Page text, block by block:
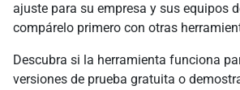
ajuste para su empresa y sus equipos
compárelo primero con otras
Descubra si la herramienta funciona
versiones de prueba gratuita o